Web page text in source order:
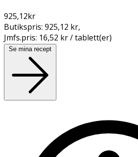
925,12kr
Butikspris: 925,12 kr,
Jmfs.pris: 16,52 kr / tablett(er)
Se mina recept